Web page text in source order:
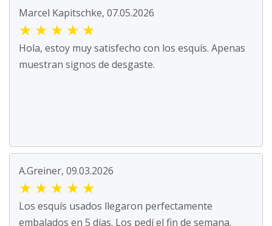
Marcel Kapitschke, 07.05.2026
★ ★ ★ ★ ★
Hola, estoy muy satisfecho con los esquís. Apenas
muestran signos de desgaste.
A.Greiner, 09.03.2026
★ ★ ★ ★ ★
Los esquís usados llegaron perfectamente
embalados en 5 días. Los pedí el fin de semana.